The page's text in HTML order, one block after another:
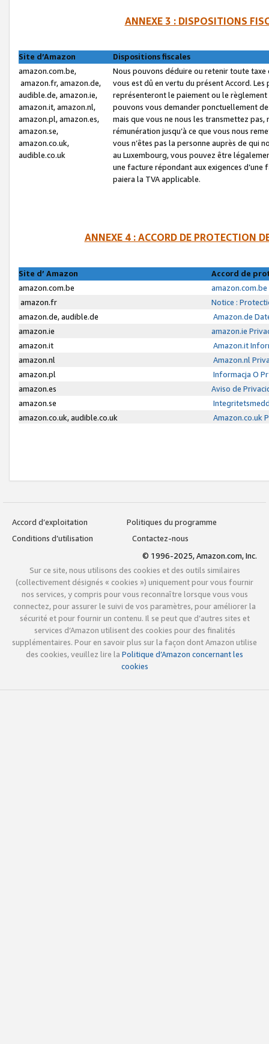
ANNEXE 3 : DISPOSITIONS
Site d’Amazon
Dispositions fiscales
amazon.com.be,
amazon.fr, amazon.de,
audible.de, amazon.ie,
amazon.it, amazon.nl,
amazon.pl, amazon.es,
amazon.se,
amazon.co.uk,
audible.co.uk
Nous pouvons déduire ou retenir toute
vous est dû en vertu du présent Accord.
représenteront le paiement ou le
pouvons vous demander ponctuellement
mais que vous ne nous les transmettez
rémunération jusqu’à ce que vous nous
vous n’êtes pas la personne auprès de qui
au Luxembourg, vous pouvez être
une facture répondant aux exigences
paiera la TVA applicable.
ANNEXE 4 : ACCORD DE PROTECTION
Site d’ Amazon
Accord de
amazon.com.be
amazon.fr
Notice :
amazon.de, audible.de
Amazon.de
amazon.ie
amazon.ie
amazon.it
Amazon.it
amazon.nl
Amazon.nl
amazon.pl
Informacja O
amazon.es
Aviso de
amazon.se
amazon.co.uk, audible.co.uk
Amazon.co.uk
Accord d’exploitation
Politiques du programme
Conditions d’utilisation
Contactez-nous
© 1996-2025, Amazon.com, Inc.
Sur ce site, nous utilisons des cookies et des outils similaires
(collectivement désignés « cookies ») uniquement pour vous fournir
nos services, y compris pour vous reconnaître lorsque vous vous
connectez, pour assurer le suivi de vos paramètres, pour améliorer la
sécurité et pour fournir un contenu. Il se peut que d’autres sites et
services d’Amazon utilisent des cookies pour des finalités
supplémentaires. Pour en savoir plus sur la façon dont Amazon utilise
des cookies, veuillez lire la Politique d’Amazon concernant les
cookies